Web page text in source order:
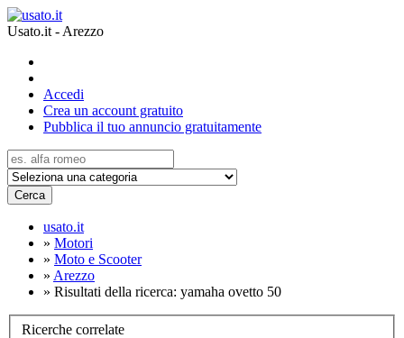
Usato.it - Arezzo
Accedi
Crea un account gratuito
Pubblica il tuo annuncio gratuitamente
Cerca
usato.it
» Motori
» Moto e Scooter
» Arezzo
» Risultati della ricerca: yamaha ovetto 50
Ricerche correlate